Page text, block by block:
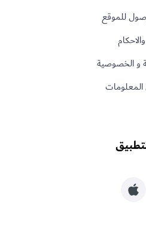
للموقع
و الخصوصية
المعلومات